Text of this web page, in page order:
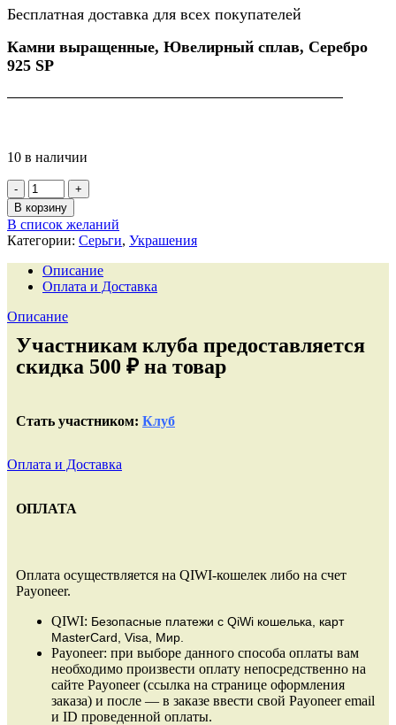
Бесплатная доставка для всех покупателей
Камни выращенные, Ювелирный сплав, Серебро
925 SP
10 в наличии
В корзину
В список желаний
Категории: Серьги, Украшения
Описание
Оплата и Доставка
Описание
Участникам клуба предоставляется
скидка 500 ₽ на товар
Стать участником: Клуб
Оплата и Доставка
ОПЛАТА
Оплата осуществляется на QIWI-кошелек либо на счет
Payoneer.
QIWI: Безопасные платежи с QiWi кошелька, карт
MasterCard, Visa, Мир.
Payoneer: при выборе данного способа оплаты вам
необходимо произвести оплату непосредственно на
сайте Payoneer (ссылка на странице оформления
заказа) и после — в заказе ввести свой Payoneer email
и ID проведенной оплаты.